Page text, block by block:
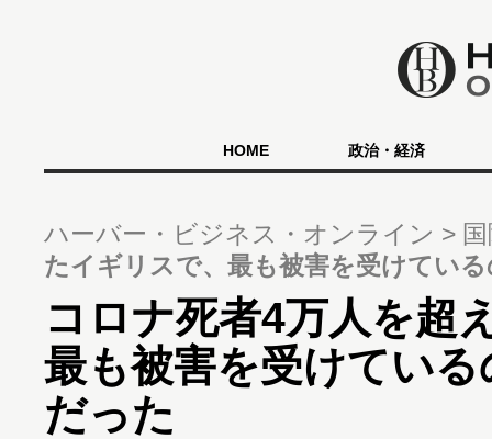
HOME 政治・経済
ハーバー・ビジネス・オンライン
たイギリスで、最も被害を受けてい
コロナ死者4万人を超
最も被害を受けてい
だった